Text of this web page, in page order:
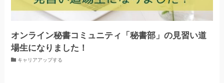
オンライン秘書コミュニティ「秘書部」の見習い道
場生になりました！
キャリアアップする